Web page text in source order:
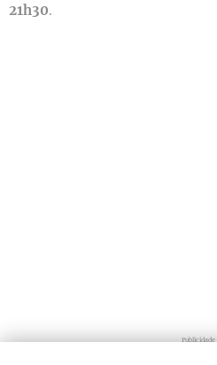
21h30.
Publicidade